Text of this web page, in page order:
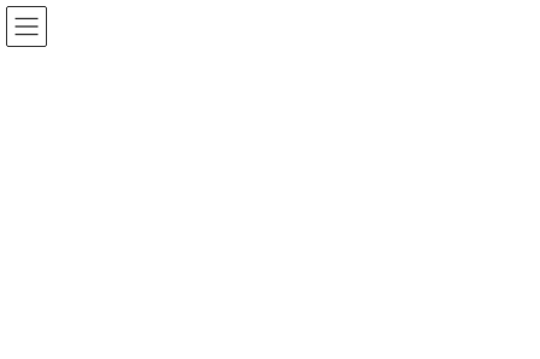
コ
ン
ナ
ビ